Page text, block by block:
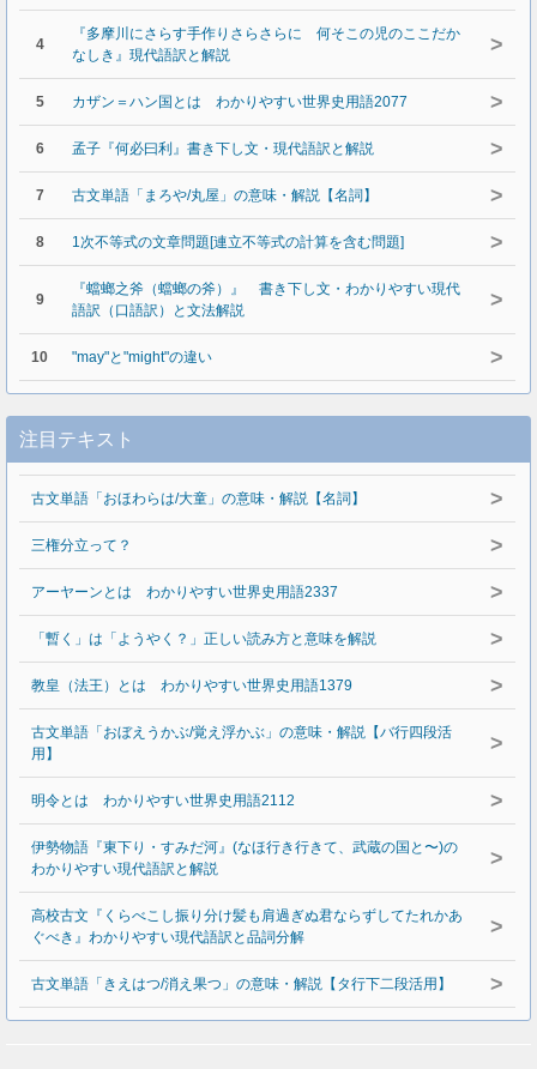
4
『多摩川にさらす手作りさらさらに 何そこの児のここだか
なしき』現代語訳と解説
>
5 カザン＝ハン国とは わかりやすい世界史用語2077 >
6 孟子『何必曰利』書き下し文・現代語訳と解説 >
7 古文単語「まろや/丸屋」の意味・解説【名詞】 >
8 1次不等式の文章問題[連立不等式の計算を含む問題] >
9
『蟷螂之斧（蟷螂の斧）』 書き下し文・わかりやすい現代
語訳（口語訳）と文法解説
>
10 "may"と"might"の違い >
注目テキスト
古文単語「おほわらは/大童」の意味・解説【名詞】 >
三権分立って？ >
アーヤーンとは わかりやすい世界史用語2337 >
「暫く」は「ようやく？」正しい読み方と意味を解説 >
教皇（法王）とは わかりやすい世界史用語1379 >
古文単語「おぼえうかぶ/覚え浮かぶ」の意味・解説【バ行四段活
用】
>
明令とは わかりやすい世界史用語2112 >
伊勢物語『東下り・すみだ河』(なほ行き行きて、武蔵の国と〜)の
わかりやすい現代語訳と解説
>
高校古文『くらべこし振り分け髪も肩過ぎぬ君ならずしてたれかあ
ぐべき』わかりやすい現代語訳と品詞分解
>
古文単語「きえはつ/消え果つ」の意味・解説【タ行下二段活用】 >